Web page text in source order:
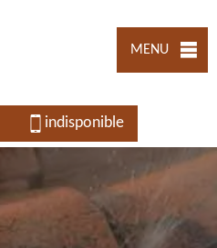
MENU
indisponible